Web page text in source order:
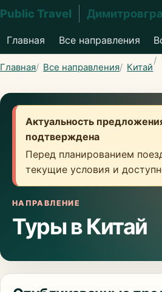
Public Travel
Главная Все направления
Главная Все направления Китай
Актуальность
подтверждена
Перед планированием
текущие условия и
НАПРАВЛЕНИЕ
Туры в Китай